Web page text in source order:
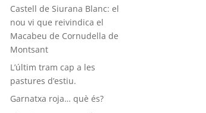
Castell de Siurana Blanc: el
nou vi que reivindica el
Macabeu de Cornudella de
Montsant
L’últim tram cap a les
pastures d’estiu.
Garnatxa roja… què és?